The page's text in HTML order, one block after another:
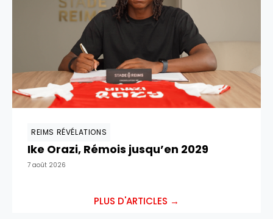
REIMS RÉVÉLATIONS
Ike Orazi, Rémois jusqu’en 2029
7 août 2026
PLUS D'ARTICLES →